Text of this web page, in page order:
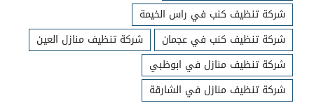
شركة تنظيف كنب في راس الخيمة
شركة تنظيف كنب في عجمان
شركة تنظيف منازل العين
شركة تنظيف منازل في ابوظبي
شركة تنظيف منازل في الشارقة